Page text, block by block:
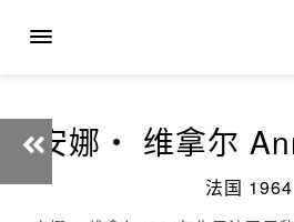
安娜‧ 维拿尔
法国 1964